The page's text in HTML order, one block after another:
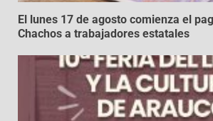
El lunes 17 de agosto comienza el
Chachos a trabajadores estatales